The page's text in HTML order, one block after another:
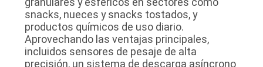
snacks, nueces y snacks tostados, y
productos químicos de uso diario.
Aprovechando las ventajas principales,
incluidos sensores de pesaje de alta
precisión, un sistema de descarga asíncrono